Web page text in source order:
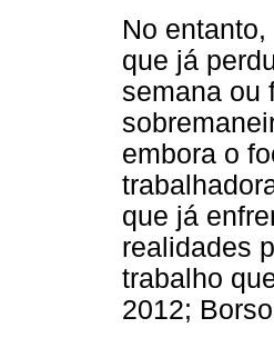
No
que já
semana ou
embora o
que já
realidades
trabalho
2012;